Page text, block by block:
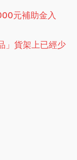
元補助金入
」貨架上已經少